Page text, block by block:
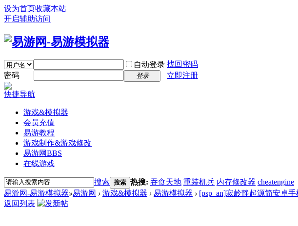
设为首页收藏本站
开启辅助访问
自动登录 找回密码
密码
登录 立即注册
快捷导航
游戏&模拟器
会员充值
易游教程
游戏制作&游戏修改
易游网BBS
在线游戏
搜索 搜索 热搜: 吞食天地 重装机兵 内存修改器 cheatengine
易游网-易游模拟器»易游网 › 游戏&模拟器 › 易游模拟器 › [psp_an]寂岭静起源简安卓
返回列表